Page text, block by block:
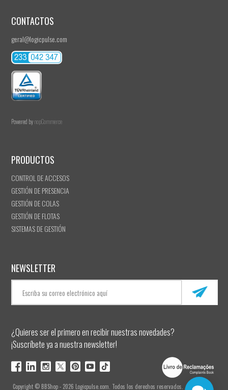
CONTACTOS
geral@logicpulse.com
Powered bynopCommerce
PRODUCTOS
CONTROL DE ACCESOS
GESTIÓN DE PRESENCIA
GESTIÓN DE COLAS
GESTIÓN DE FLOTAS
SISTEMAS DE GESTIÓN
NEWSLETTER
¿Quieres ser el primero en recibir nuestras novedades?
¡Suscríbete ya a nuestra newsletter!
Copyright © BBShop - 2026 Logicpulse.com. Todos los derechos reservados.